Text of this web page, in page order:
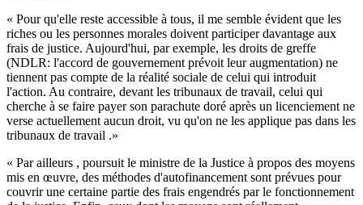
« Pour qu'elle reste accessible à tous, il me semble évident que les
riches ou les personnes morales doivent participer davantage aux
frais de justice. Aujourd'hui, par exemple, les droits de greffe
(NDLR: l'accord de gouvernement prévoit leur augmentation) ne
tiennent pas compte de la réalité sociale de celui qui introduit
l'action. Au contraire, devant les tribunaux de travail, celui qui
cherche à se faire payer son parachute doré après un licenciement ne
verse actuellement aucun droit, vu qu'on ne les applique pas dans les
tribunaux de travail .»
« Par ailleurs , poursuit le ministre de la Justice à propos des moyens
mis en œuvre, des méthodes d'autofinancement sont prévues pour
couvrir une certaine partie des frais engendrés par le fonctionnement